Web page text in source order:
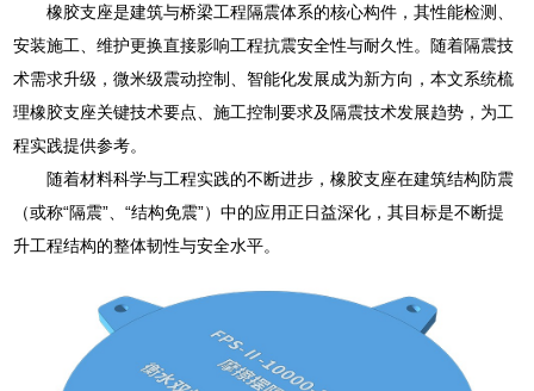
橡胶支座是建筑与桥梁工程隔震体系的核心构件，其性能检测、
安装施工、维护更换直接影响工程抗震安全性与耐久性。随着隔震技
术需求升级，微米级震动控制、智能化发展成为新方向，本文系统梳
理橡胶支座关键技术要点、施工控制要求及隔震技术发展趋势，为工
程实践提供参考。
随着材料科学与工程实践的不断进步，橡胶支座在建筑结构防震
（或称“隔震”、“结构免震”）中的应用正日益深化，其目标是不断提
升工程结构的整体韧性与安全水平。